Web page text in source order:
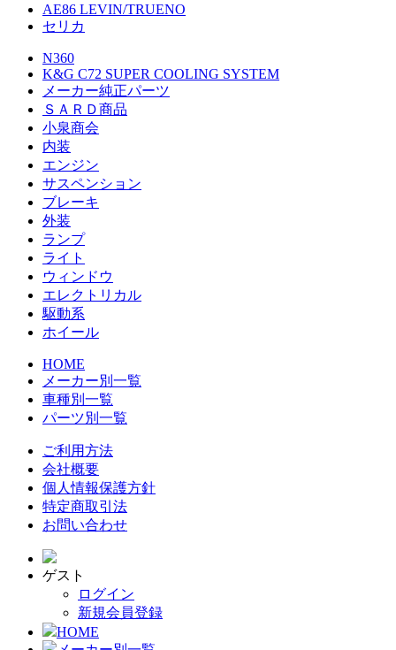
AE86 LEVIN/TRUENO
セリカ
N360
K&G C72 SUPER COOLING SYSTEM
メーカー純正パーツ
ＳＡＲＤ商品
小泉商会
内装
エンジン
サスペンション
ブレーキ
外装
ランプ
ライト
ウィンドウ
エレクトリカル
駆動系
ホイール
HOME
メーカー別一覧
車種別一覧
パーツ別一覧
ご利用方法
会社概要
個人情報保護方針
特定商取引法
お問い合わせ
ゲスト
ログイン
新規会員登録
HOME